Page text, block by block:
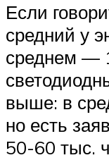
Если
средний у
среднем —
выше: в
но есть
50-60 тыс.